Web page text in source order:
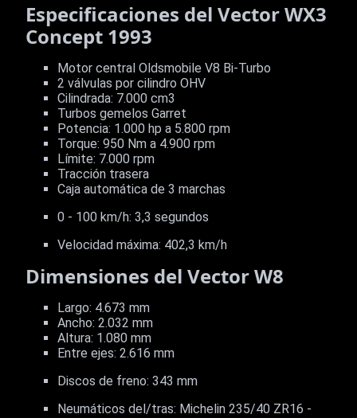
Especificaciones del Vector WX3
Concept 1993
Motor central Oldsmobile V8 Bi-Turbo
2 válvulas por cilindro OHV
Cilindrada: 7.000 cm3
Turbos gemelos Garret
Potencia: 1.000 hp a 5.800 rpm
Torque: 950 Nm a 4.900 rpm
Límite: 7.000 rpm
Tracción trasera
Caja automática de 3 marchas
0 - 100 km/h: 3,3 segundos
Velocidad máxima: 402,3 km/h
Dimensiones del Vector W8
Largo: 4.673 mm
Ancho: 2.032 mm
Altura: 1.080 mm
Entre ejes: 2.616 mm
Discos de freno: 343 mm
Neumáticos del/tras: Michelin 235/40 ZR16 -